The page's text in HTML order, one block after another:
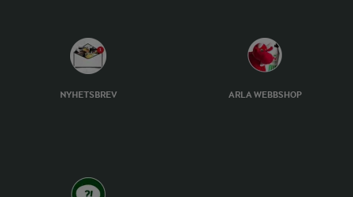
NYHETSBREV ARLA WEBBSHOP